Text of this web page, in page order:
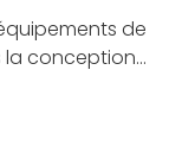
de
la conception
français
cockpits